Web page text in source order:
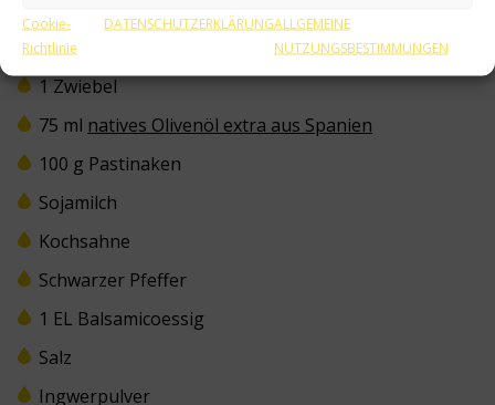
Cookie-
Richtlinie
DATENSCHUTZERKLÄRUNGALLGEMEINE
NUTZUNGSBESTIMMUNGEN
1 Apfel
1 Zwiebel
75 ml natives Olivenöl extra aus Spanien
100 g Pastinaken
Sojamilch
Kochsahne
Schwarzer Pfeffer
1 EL Balsamicoessig
Salz
Ingwerpulver